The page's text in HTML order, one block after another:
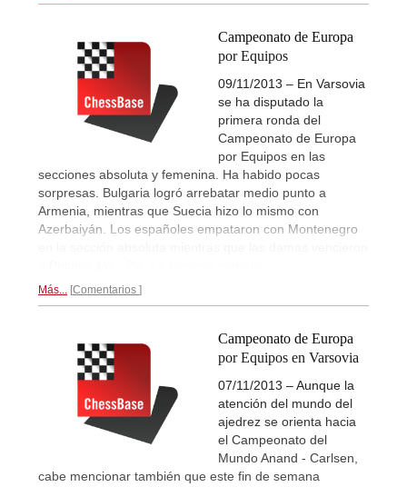
Campeonato de Europa
por Equipos
09/11/2013 – En Varsovia
se ha disputado la
primera ronda del
Campeonato de Europa
por Equipos en las
secciones absoluta y femenina. Ha habido pocas
sorpresas. Bulgaria logró arrebatar medio punto a
Armenia, mientras que Suecia hizo lo mismo con
Azerbaiyán. Los españoles empataron con Montenegro
Más... Comentarios
Campeonato de Europa
por Equipos en Varsovia
07/11/2013 – Aunque la
atención del mundo del
ajedrez se orienta hacia
el Campeonato del
Mundo Anand - Carlsen,
cabe mencionar también que este fin de semana